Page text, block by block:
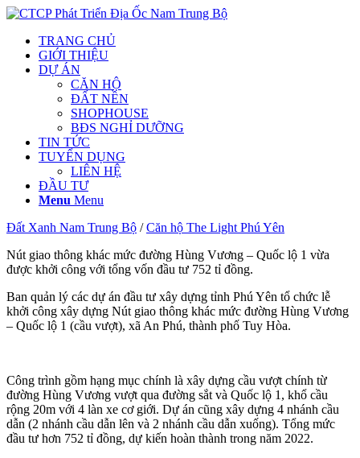
TRANG CHỦ
GIỚI THIỆU
DỰ ÁN
CĂN HỘ
ĐẤT NỀN
SHOPHOUSE
BĐS NGHỈ DƯỠNG
TIN TỨC
TUYỂN DỤNG
LIÊN HỆ
ĐẦU TƯ
Menu Menu
Đất Xanh Nam Trung Bộ /Căn hộ The Light Phú Yên
Nút giao thông khác mức đường Hùng Vương – Quốc lộ 1 vừa
được khởi công với tổng vốn đầu tư 752 tỉ đồng.
Ban quản lý các dự án đầu tư xây dựng tỉnh Phú Yên tổ chức lễ
khởi công xây dựng Nút giao thông khác mức đường Hùng Vương
– Quốc lộ 1 (cầu vượt), xã An Phú, thành phố Tuy Hòa.
Công trình gồm hạng mục chính là xây dựng cầu vượt chính từ
đường Hùng Vương vượt qua đường sắt và Quốc lộ 1, khổ cầu
rộng 20m với 4 làn xe cơ giới. Dự án cũng xây dựng 4 nhánh cầu
dẫn (2 nhánh cầu dẫn lên và 2 nhánh cầu dẫn xuống). Tổng mức
đầu tư hơn 752 tỉ đồng, dự kiến hoàn thành trong năm 2022.